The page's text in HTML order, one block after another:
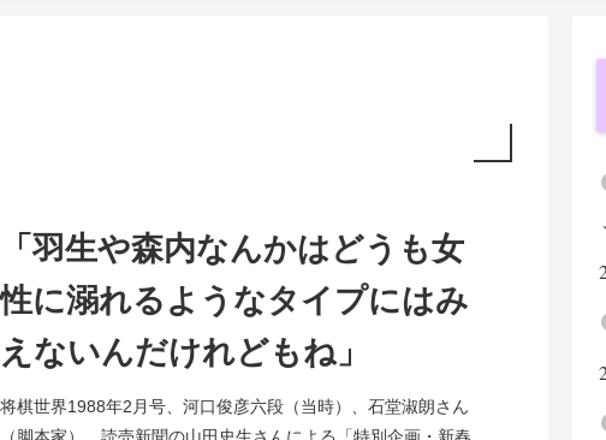
「羽生や森内なんかはどうも女
性に溺れるようなタイプにはみ
えないんだけれどもね」
将棋世界1988年2月号、河口俊彦六段（当時）、石堂淑朗さん
（脚本家）、読売新聞の山田史生さんによる「特別企画・新春